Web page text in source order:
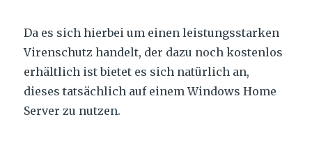
Da es sich hierbei um einen leistungsstarken
Virenschutz handelt, der dazu noch kostenlos
erhältlich ist bietet es sich natürlich an,
dieses tatsächlich auf einem Windows Home
Server zu nutzen.